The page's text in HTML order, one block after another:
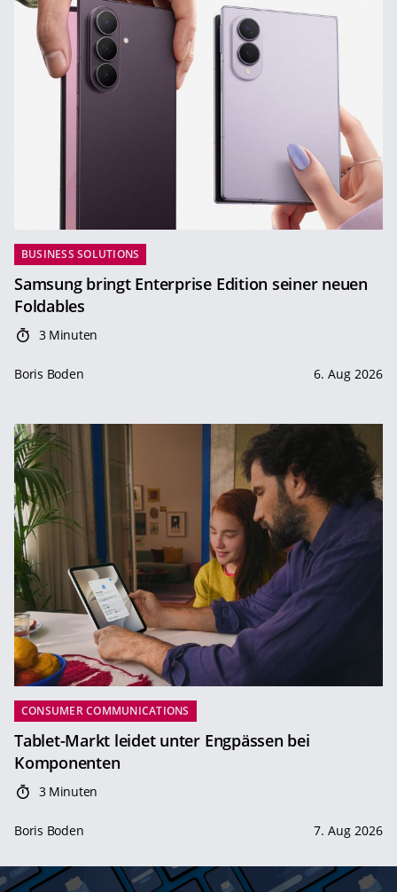
BUSINESS SOLUTIONS
Samsung bringt Enterprise Edition seiner neuen
Foldables
3 Minuten
Boris Boden 6. Aug 2026
CONSUMER COMMUNICATIONS
Tablet-Markt leidet unter Engpässen bei
Komponenten
3 Minuten
Boris Boden 7. Aug 2026